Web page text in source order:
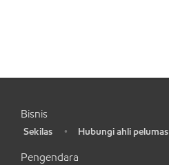
Bisnis
Sekilas • Hubungi ahli pelumas
Pengendara